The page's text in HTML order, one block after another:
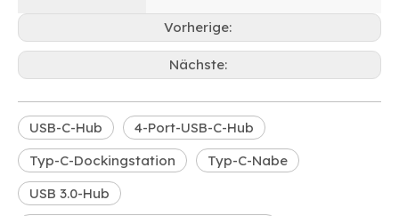
Vorherige:
Nächste:
USB-C-Hub
4-Port-USB-C-Hub
Typ-C-Dockingstation
Typ-C-Nabe
USB 3.0-Hub